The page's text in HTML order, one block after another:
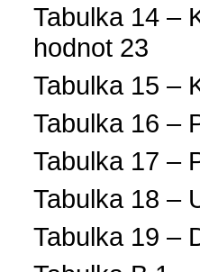
Tabulka 14 –
hodnot 23
Tabulka 15 –
Tabulka 16 –
Tabulka 17 –
Tabulka 18 –
Tabulka 19 –